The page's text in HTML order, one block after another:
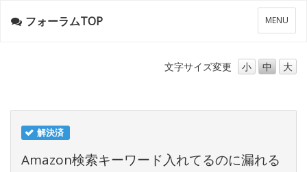
メ
ニ
ー
MENU
フォーラムTOP
文字サイズ変更 小 中 大
解決済
Amazon検索キーワード入れてるのに漏れる